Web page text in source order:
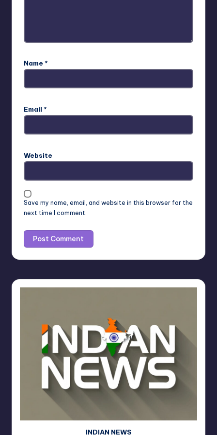
Name *
Email *
Website
Save my name, email, and website in this browser for the
next time I comment.
INDIAN NEWS